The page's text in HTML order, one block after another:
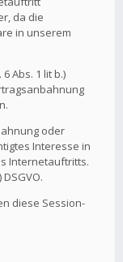
da die
in unserem
Abs. 1 lit b.)
oder
Interesse in
Internetauftritts.
diese Session-